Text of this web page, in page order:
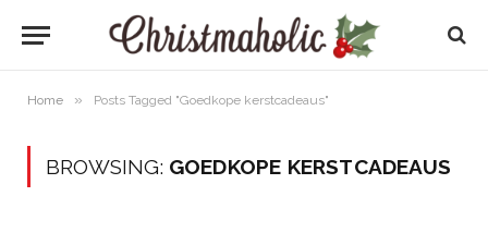
Home » Posts Tagged "Goedkope kerstcadeaus"
BROWSING: GOEDKOPE KERSTCADEAUS